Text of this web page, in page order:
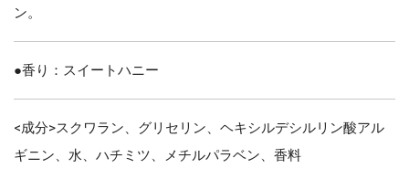
ン。
●香り：スイートハニー
<成分>スクワラン、グリセリン、ヘキシルデシルリン酸アル
ギニン、水、ハチミツ、メチルパラベン、香料